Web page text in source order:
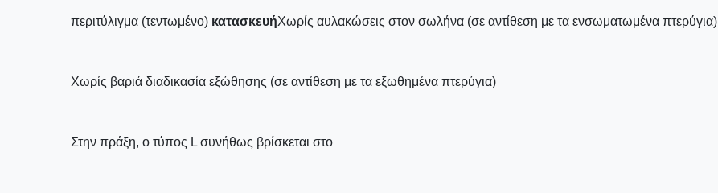
περιτύλιγμα (τεντωμένο) κατασκευήΧωρίς αυλακώσεις στον σωλήνα (σε αντίθεση με τα ενσωματωμένα πτερύγια)
Χωρίς βαριά διαδικασία εξώθησης (σε αντίθεση με τα εξωθημένα πτερύγια)
Στην πράξη, ο τύπος L συνήθως βρίσκεται στο